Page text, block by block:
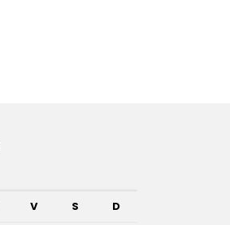
V S D